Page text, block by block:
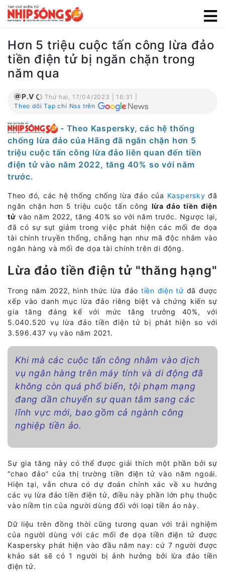
Hơn 5 triệu cuộc tấn công lừa đảo
tiền điện tử bị ngăn chặn trong
năm qua
P.V
Thứ hai, 17/04/2023 | 16:31 |
Theo dõi Tạp chí Nss trên
- Theo Kaspersky, các hệ thống
chống lừa đảo của Hãng đã ngăn chặn hơn 5
triệu cuộc tấn công lừa đảo liên quan đến tiền
điện tử vào năm 2022, tăng 40% so với năm
trước.
Theo đó, các hệ thống chống lừa đảo của Kaspersky đã
ngăn chặn hơn 5 triệu cuộc tấn công lừa đảo tiền điện
tử vào năm 2022, tăng 40% so với năm trước. Ngược lại,
đã có sự sụt giảm trong việc phát hiện các mối đe dọa
tài chính truyền thống, chẳng hạn như mã độc nhắm vào
ngân hàng và mối đe dọa tài chính trên di động.
Lừa đảo tiền điện tử "thăng hạng"
Trong năm 2022, hình thức lừa đảo tiền điện tử đã được
xếp vào danh mục lừa đảo riêng biệt và chứng kiến sự
gia tăng đáng kể với mức tăng trưởng 40%, với
5.040.520 vụ lừa đảo tiền điện tử bị phát hiện so với
3.596.437 vụ vào năm 2021.
Khi mà các cuộc tấn công nhằm vào dịch
vụ ngân hàng trên máy tính và di động đã
không còn quá phổ biến, tội phạm mạng
đang dần chuyển sự quan tâm sang các
lĩnh vực mới, bao gồm cả ngành công
nghiệp tiền ảo.
Sự gia tăng này có thể được giải thích một phần bởi sự
“chao đảo” của thị trường tiền điện tử vào năm ngoái.
Hiện tại, vẫn chưa có dự đoán chính xác về xu hướng
các vụ lừa đảo tiền điện tử, điều này phần lớn phụ thuộc
vào niềm tin của người dùng đối với loại tiền ảo này.
Dữ liệu trên đồng thời cũng tương quan với trải nghiệm
của người dùng với các mối đe dọa tiền điện tử được
Kaspersky phát hiện vào đầu năm nay: cứ 7 người được
khảo sát sẽ có 1 người bị ảnh hưởng bởi lừa đảo tiền
điện tử.